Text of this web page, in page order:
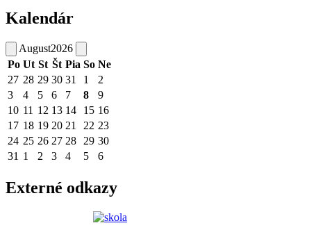
Kalendár
August2026
Po Ut St Št Pia So Ne
27 28 29 30 31 1
2
3
4 5 6 7 8
9
10 11 12 13 14 15 16
17 18 19 20 21 22 23
24 25 26 27 28 29 30
31 1 2 3 4 5 6
Externé odkazy